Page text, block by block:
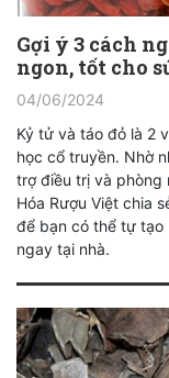
Gợi ý 3 cách
ngon, tốt cho
04/06/2024
Kỷ tử và táo đỏ là 2
học cổ truyền. Nhờ
trợ điều trị và phòng
Hóa Rượu Việt chia
để bạn có thể tự tạo
ngay tại nhà.